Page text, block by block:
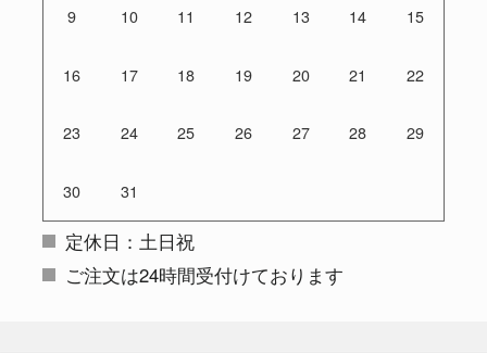
9 10 11 12 13 14 15
16 17 18 19 20 21 22
23 24 25 26 27 28 29
30 31
定休日：土日祝
ご注文は24時間受付けております